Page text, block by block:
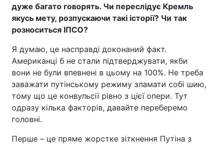
Головна Війна
Україна
Економіка Світ
Спорт Наука
Техно і зв'язок Лайт
Зброя
Здоров'я Туризм
дуже багато говорять. Чи переслідує Кремль
якусь мету, розпускаючи такі історії? Чи так
розноситься ІПСО?
Я думаю, це насправді доконаний факт.
Американці б не стали підтверджувати, якби
вони не були впевнені в цьому на 100%. Не треба
заважати путінському режиму зламати собі шию,
тому що це конвульсії рівно з цієї опери. Тут
одразу кілька факторів, давайте переберемо
головні.
Перше – це пряме жорстке зіткнення Путіна з